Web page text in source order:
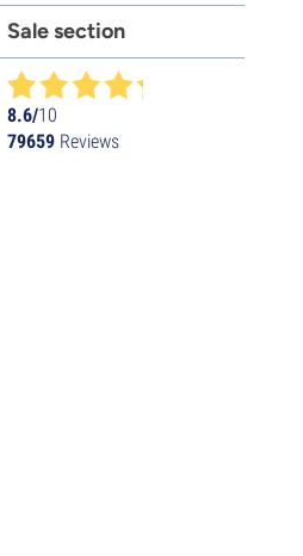
Sale section
8.6/10
79659 Reviews